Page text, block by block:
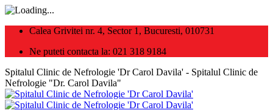
Calea Grivitei nr. 4, Sector 1, Bucuresti, 010731
Ne puteti contacta la: 021 318 9184
Spitalul Clinic de Nefrologie 'Dr Carol Davila' - Spitalul Clinic de
Nefrologie "Dr. Carol Davila"